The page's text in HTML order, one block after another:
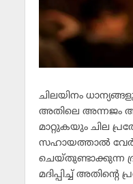
ചിലയിനം
അതിലെ അന്നജം
മാറ്റുകയും ചില
സഹായത്താല്‍
ചെയ്തുണ്ടാക്കുന്ന
മദിപ്പിച്ച്